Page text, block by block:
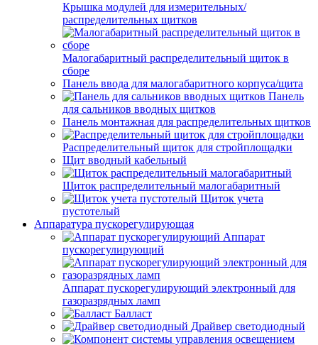
Крышка модулей для измерительных/
распределительных щитков
Малогабаритный распределительный щиток в
сборе
Панель ввода для малогабаритного корпуса/щита
Панель
для сальников вводных щитков
Панель монтажная для распределительных щитков
Распределительный щиток для стройплощадки
Щит вводный кабельный
Щиток распределительный малогабаритный
Щиток учета
пустотелый
Аппаратура пускорегулирующая
Аппарат
пускорегулирующий
Аппарат пускорегулирующий электронный для
газоразрядных ламп
Балласт
Драйвер светодиодный